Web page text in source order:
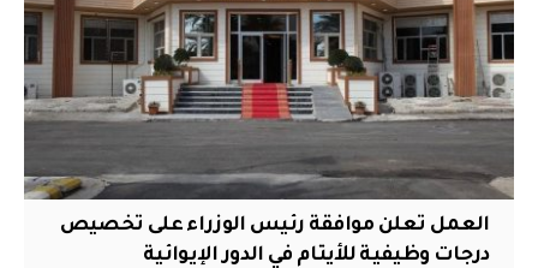
العمل تعلن موافقة رئيس الوزراء على تخصيص
درجات وظيفية للأيتام في الدور الإيوائية